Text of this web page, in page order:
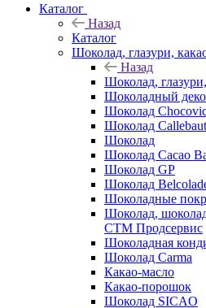
Каталог
Назад
Каталог
Шоколад, глазури,
Назад
Шоколад,
Шоколадный
Шоколад
Шоколад Callebaut
Шоколад
Шоколад Cacao
Шоколад GP
Шоколад
Шоколадные
Шоколад,
СТМ Продсервис
Шоколадная
Шоколад Carma
Какао-масло
Какао-порошок
Шоколад SICAO